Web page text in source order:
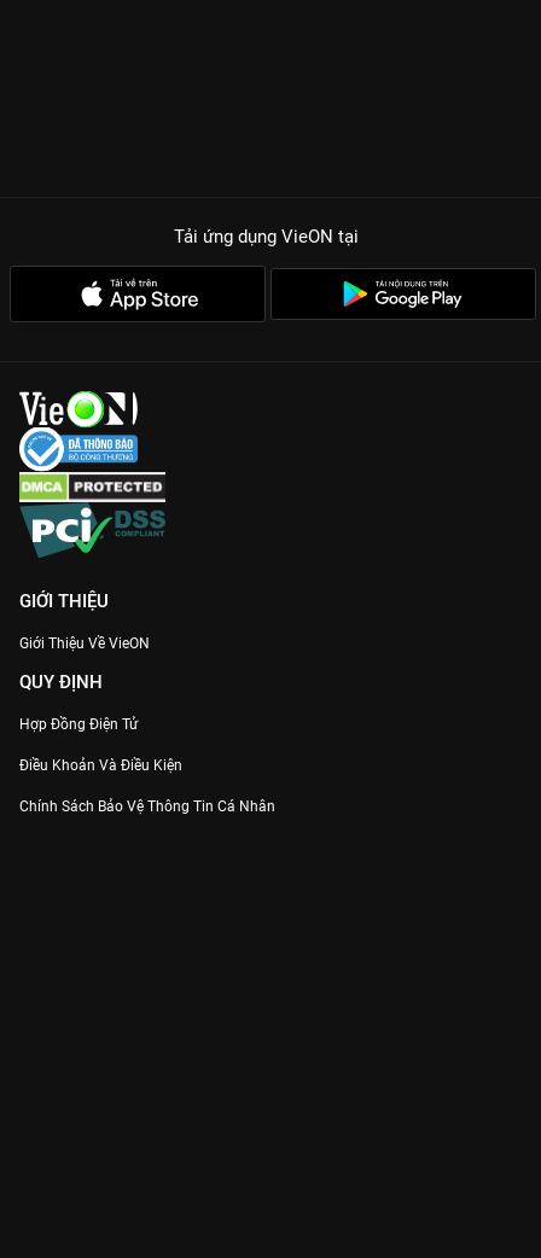
Tải ứng dụng VieON tại
GIỚI THIỆU
Giới Thiệu Về VieON
QUY ĐỊNH
Hợp Đồng Điện Tử
Điều Khoản Và Điều Kiện
Chính Sách Bảo Vệ Thông Tin Cá Nhân